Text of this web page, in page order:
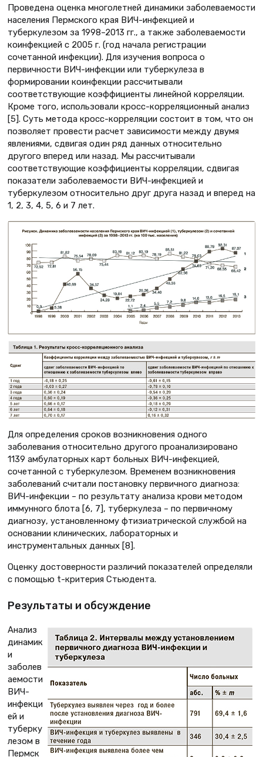
Проведена оценка многолетней динамики заболеваемости
населения Пермского края ВИЧ-инфекцией и
туберкулезом за 1998–2013 гг., а также заболеваемости
коинфекцией с 2005 г. (год начала регистрации
сочетанной инфекции). Для изучения вопроса о
первичности ВИЧ-инфекции или туберкулеза в
формировании коинфекции рассчитывали
соответствующие коэффициенты линейной корреляции.
Кроме того, использовали кросс-корреляционный анализ
[5]. Суть метода кросс-корреляции состоит в том, что он
позволяет провести расчет зависимости между двумя
явлениями, сдвигая один ряд данных относительно
другого вперед или назад. Мы рассчитывали
соответствующие коэффициенты корреляции, сдвигая
показатели заболеваемости ВИЧ-инфекцией и
туберкулезом относительно друг друга назад и вперед на
1, 2, 3, 4, 5, 6 и 7 лет.
Для определения сроков возникновения одного
заболевания относительно другого проанализировано
1139 амбулаторных карт больных ВИЧ-инфекцией,
сочетанной с туберкулезом. Временем возникновения
заболеваний считали постановку первичного диагноза:
ВИЧ-инфекции – по результату анализа крови методом
иммунного блота [6, 7], туберкулеза – по первичному
диагнозу, установленному фтизиатрической службой на
основании клинических, лабораторных и
инструментальных данных [8].
Оценку достоверности различий показателей определяли
с помощью t-критерия Стьюдента.
Результаты и обсуждение
Анализ
динамик
и
заболев
аемости
ВИЧ-
инфекци
ей и
туберку
лезом в
Пермск